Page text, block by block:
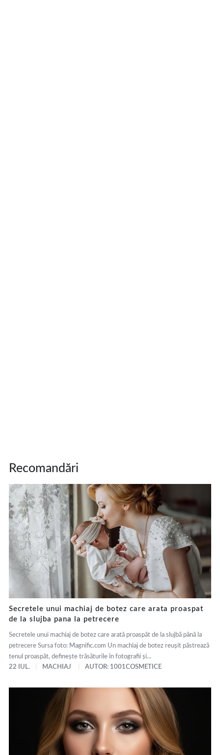
Recomandări
Secretele unui machiaj de botez care arata proaspat
de la slujba pana la petrecere
Secretele unui machiaj de botez care arată proaspăt de la slujbă până la
petrecere Sursa foto: Magnific.com Un machiaj de botez reușit păstrează
tenul proaspăt, definește trăsăturile în fotografii și...
22 IUL.
MACHIAJ AUTOR: 1001COSMETICE